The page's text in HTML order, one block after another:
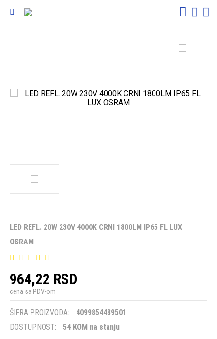
LED REFL. 20W 230V 4000K CRNI 1800LM IP65 FL LUX
OSRAM
964,22 RSD
cena sa PDV-om
ŠIFRA PROIZVODA:
4099854489501
DOSTUPNOST:
54 KOM na stanju